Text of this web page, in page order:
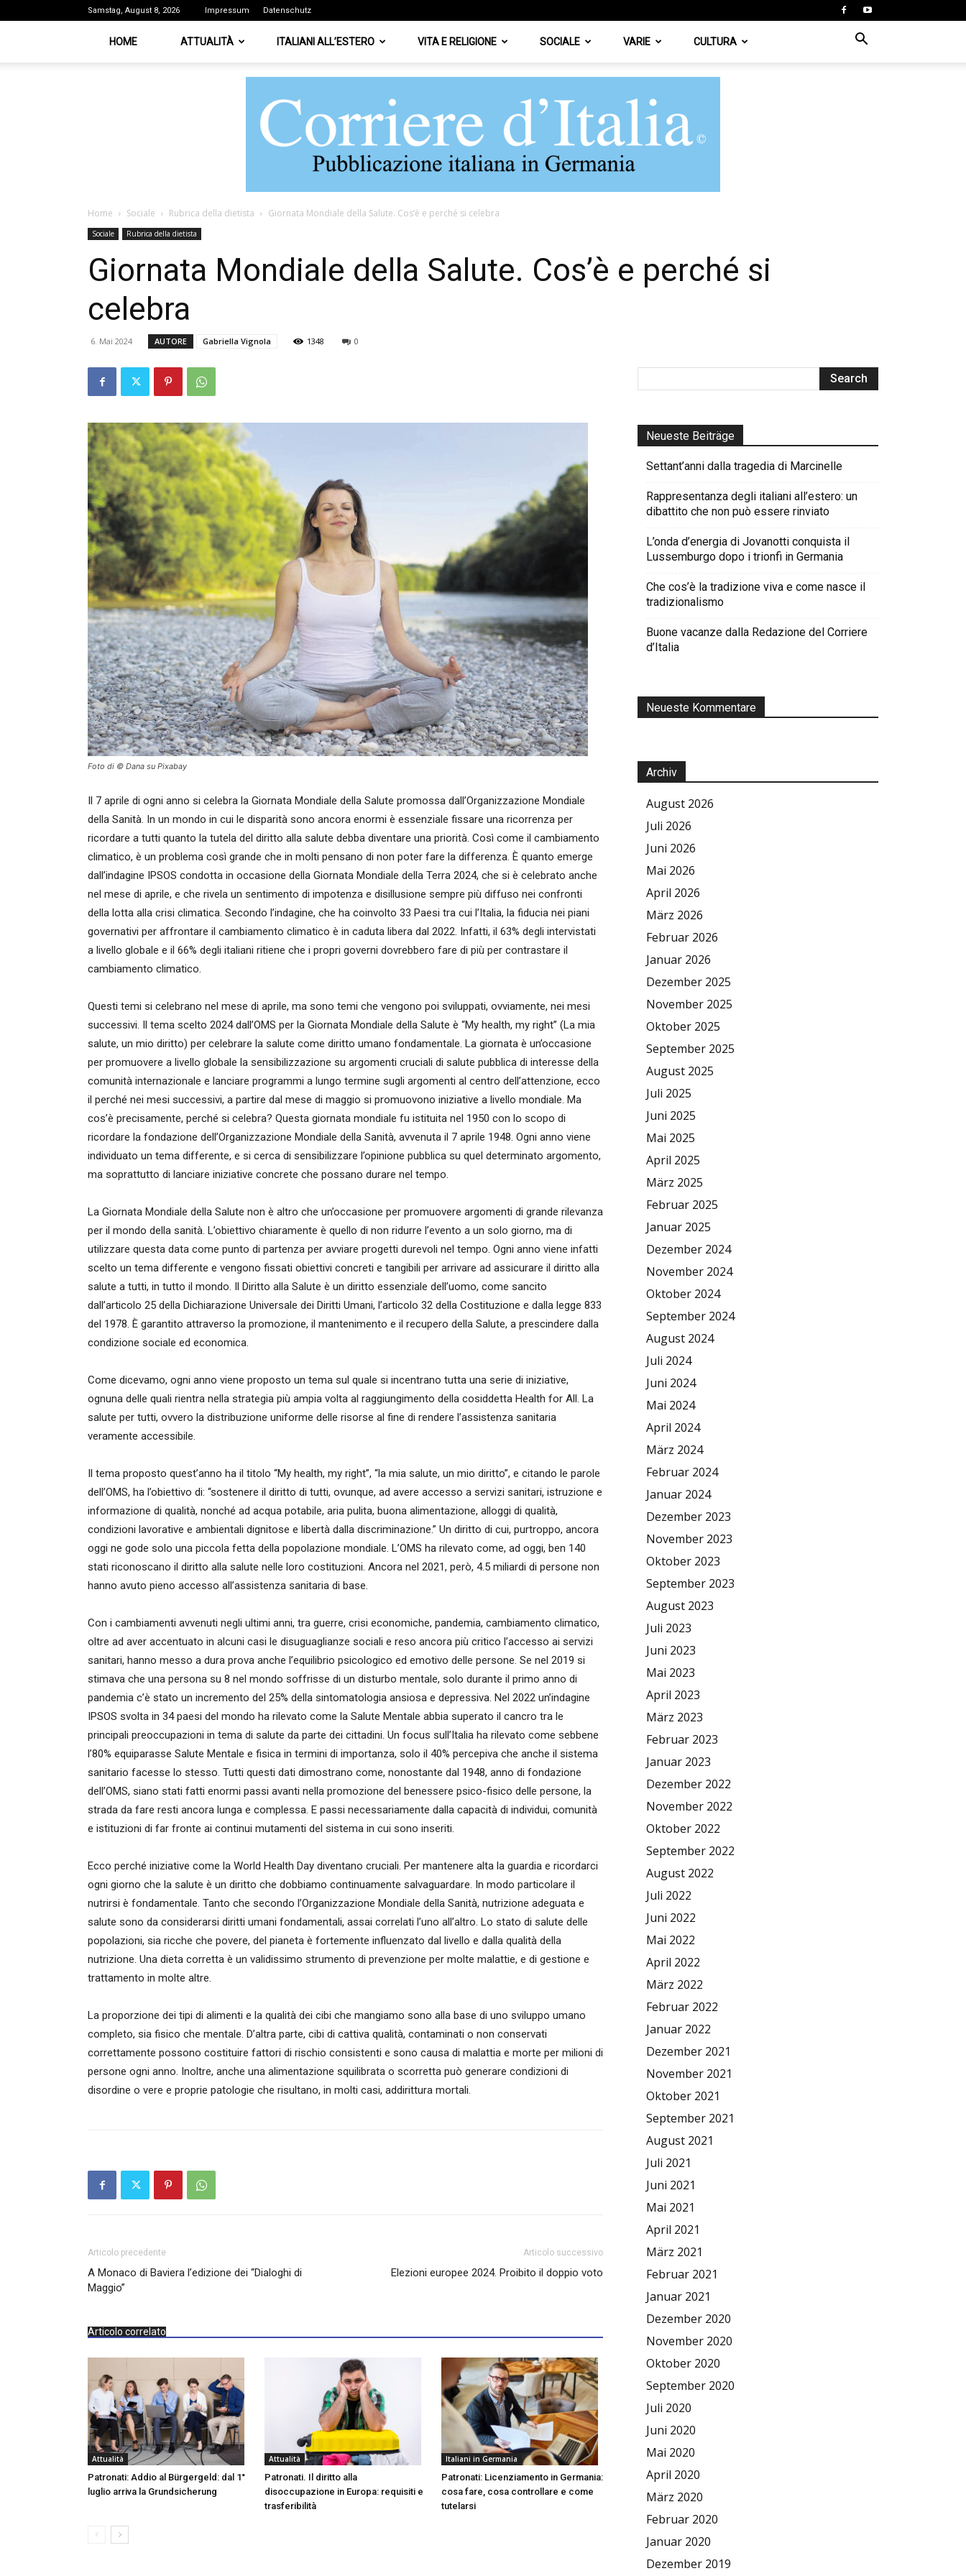
Samstag, August 8, 2026 Impressum Datenschutz
HOME ATTUALITÀ ITALIANI ALL’ESTERO VITA E RELIGIONE SOCIALE VARIE CULTURA
Home Sociale Rubrica della dietista Giornata Mondiale della Salute. Cos’è e perché si celebra
Sociale Rubrica della dietista
Giornata Mondiale della Salute. Cos’è e perché si
celebra
6. Mai 2024 AUTORE Gabriella Vignola 1348 0
Foto di © Dana su Pixabay
Il 7 aprile di ogni anno si celebra la Giornata Mondiale della Salute promossa dall’Organizzazione Mondiale
della Sanità. In un mondo in cui le disparità sono ancora enormi è essenziale fissare una ricorrenza per
ricordare a tutti quanto la tutela del diritto alla salute debba diventare una priorità. Così come il cambiamento
climatico, è un problema così grande che in molti pensano di non poter fare la differenza. È quanto emerge
dall’indagine IPSOS condotta in occasione della Giornata Mondiale della Terra 2024, che si è celebrato anche
nel mese di aprile, e che rivela un sentimento di impotenza e disillusione sempre più diffuso nei confronti
della lotta alla crisi climatica. Secondo l’indagine, che ha coinvolto 33 Paesi tra cui l’Italia, la fiducia nei piani
governativi per affrontare il cambiamento climatico è in caduta libera dal 2022. Infatti, il 63% degli intervistati
a livello globale e il 66% degli italiani ritiene che i propri governi dovrebbero fare di più per contrastare il
cambiamento climatico.
Questi temi si celebrano nel mese di aprile, ma sono temi che vengono poi sviluppati, ovviamente, nei mesi
successivi. Il tema scelto 2024 dall’OMS per la Giornata Mondiale della Salute è “My health, my right” (La mia
salute, un mio diritto) per celebrare la salute come diritto umano fondamentale. La giornata è un’occasione
per promuovere a livello globale la sensibilizzazione su argomenti cruciali di salute pubblica di interesse della
comunità internazionale e lanciare programmi a lungo termine sugli argomenti al centro dell’attenzione, ecco
il perché nei mesi successivi, a partire dal mese di maggio si promuovono iniziative a livello mondiale. Ma
cos’è precisamente, perché si celebra? Questa giornata mondiale fu istituita nel 1950 con lo scopo di
ricordare la fondazione dell’Organizzazione Mondiale della Sanità, avvenuta il 7 aprile 1948. Ogni anno viene
individuato un tema differente, e si cerca di sensibilizzare l’opinione pubblica su quel determinato argomento,
ma soprattutto di lanciare iniziative concrete che possano durare nel tempo.
La Giornata Mondiale della Salute non è altro che un’occasione per promuovere argomenti di grande rilevanza
per il mondo della sanità. L’obiettivo chiaramente è quello di non ridurre l’evento a un solo giorno, ma di
utilizzare questa data come punto di partenza per avviare progetti durevoli nel tempo. Ogni anno viene infatti
scelto un tema differente e vengono fissati obiettivi concreti e tangibili per arrivare ad assicurare il diritto alla
salute a tutti, in tutto il mondo. Il Diritto alla Salute è un diritto essenziale dell’uomo, come sancito
dall’articolo 25 della Dichiarazione Universale dei Diritti Umani, l’articolo 32 della Costituzione e dalla legge 833
del 1978. È garantito attraverso la promozione, il mantenimento e il recupero della Salute, a prescindere dalla
condizione sociale ed economica.
Come dicevamo, ogni anno viene proposto un tema sul quale si incentrano tutta una serie di iniziative,
ognuna delle quali rientra nella strategia più ampia volta al raggiungimento della cosiddetta Health for All. La
salute per tutti, ovvero la distribuzione uniforme delle risorse al fine di rendere l’assistenza sanitaria
veramente accessibile.
Il tema proposto quest’anno ha il titolo “My health, my right”, “la mia salute, un mio diritto”, e citando le parole
dell’OMS, ha l’obiettivo di: “sostenere il diritto di tutti, ovunque, ad avere accesso a servizi sanitari, istruzione e
informazione di qualità, nonché ad acqua potabile, aria pulita, buona alimentazione, alloggi di qualità,
condizioni lavorative e ambientali dignitose e libertà dalla discriminazione.” Un diritto di cui, purtroppo, ancora
oggi ne gode solo una piccola fetta della popolazione mondiale. L’OMS ha rilevato come, ad oggi, ben 140
stati riconoscano il diritto alla salute nelle loro costituzioni. Ancora nel 2021, però, 4.5 miliardi di persone non
hanno avuto pieno accesso all’assistenza sanitaria di base.
Con i cambiamenti avvenuti negli ultimi anni, tra guerre, crisi economiche, pandemia, cambiamento climatico,
oltre ad aver accentuato in alcuni casi le disuguaglianze sociali e reso ancora più critico l’accesso ai servizi
sanitari, hanno messo a dura prova anche l’equilibrio psicologico ed emotivo delle persone. Se nel 2019 si
stimava che una persona su 8 nel mondo soffrisse di un disturbo mentale, solo durante il primo anno di
pandemia c’è stato un incremento del 25% della sintomatologia ansiosa e depressiva. Nel 2022 un’indagine
IPSOS svolta in 34 paesi del mondo ha rilevato come la Salute Mentale abbia superato il cancro tra le
principali preoccupazioni in tema di salute da parte dei cittadini. Un focus sull’Italia ha rilevato come sebbene
l’80% equiparasse Salute Mentale e fisica in termini di importanza, solo il 40% percepiva che anche il sistema
sanitario facesse lo stesso. Tutti questi dati dimostrano come, nonostante dal 1948, anno di fondazione
dell’OMS, siano stati fatti enormi passi avanti nella promozione del benessere psico-fisico delle persone, la
strada da fare resti ancora lunga e complessa. E passi necessariamente dalla capacità di individui, comunità
e istituzioni di far fronte ai continui mutamenti del sistema in cui sono inseriti.
Ecco perché iniziative come la World Health Day diventano cruciali. Per mantenere alta la guardia e ricordarci
ogni giorno che la salute è un diritto che dobbiamo continuamente salvaguardare. In modo particolare il
nutrirsi è fondamentale. Tanto che secondo l’Organizzazione Mondiale della Sanità, nutrizione adeguata e
salute sono da considerarsi diritti umani fondamentali, assai correlati l’uno all’altro. Lo stato di salute delle
popolazioni, sia ricche che povere, del pianeta è fortemente influenzato dal livello e dalla qualità della
nutrizione. Una dieta corretta è un validissimo strumento di prevenzione per molte malattie, e di gestione e
trattamento in molte altre.
La proporzione dei tipi di alimenti e la qualità dei cibi che mangiamo sono alla base di uno sviluppo umano
completo, sia fisico che mentale. D’altra parte, cibi di cattiva qualità, contaminati o non conservati
correttamente possono costituire fattori di rischio consistenti e sono causa di malattia e morte per milioni di
persone ogni anno. Inoltre, anche una alimentazione squilibrata o scorretta può generare condizioni di
disordine o vere e proprie patologie che risultano, in molti casi, addirittura mortali.
Articolo precedente
A Monaco di Baviera l’edizione dei “Dialoghi di
Maggio”
Articolo successivo
Elezioni europee 2024. Proibito il doppio voto
Articolo correlato
Attualità
Patronati: Addio al Bürgergeld: dal 1°
luglio arriva la Grundsicherung
Attualità
Patronati. Il diritto alla
disoccupazione in Europa: requisiti e
trasferibilità
Italiani in Germania
Patronati: Licenziamento in Germania:
cosa fare, cosa controllare e come
tutelarsi
Neueste Beiträge
Settant’anni dalla tragedia di Marcinelle
Rappresentanza degli italiani all’estero: un
dibattito che non può essere rinviato
L’onda d’energia di Jovanotti conquista il
Lussemburgo dopo i trionfi in Germania
Che cos’è la tradizione viva e come nasce il
tradizionalismo
Buone vacanze dalla Redazione del Corriere
d’Italia
Neueste Kommentare
Archiv
August 2026
Juli 2026
Juni 2026
Mai 2026
April 2026
März 2026
Februar 2026
Januar 2026
Dezember 2025
November 2025
Oktober 2025
September 2025
August 2025
Juli 2025
Juni 2025
Mai 2025
April 2025
März 2025
Februar 2025
Januar 2025
Dezember 2024
November 2024
Oktober 2024
September 2024
August 2024
Juli 2024
Juni 2024
Mai 2024
April 2024
März 2024
Februar 2024
Januar 2024
Dezember 2023
November 2023
Oktober 2023
September 2023
August 2023
Juli 2023
Juni 2023
Mai 2023
April 2023
März 2023
Februar 2023
Januar 2023
Dezember 2022
November 2022
Oktober 2022
September 2022
August 2022
Juli 2022
Juni 2022
Mai 2022
April 2022
März 2022
Februar 2022
Januar 2022
Dezember 2021
November 2021
Oktober 2021
September 2021
August 2021
Juli 2021
Juni 2021
Mai 2021
April 2021
März 2021
Februar 2021
Januar 2021
Dezember 2020
November 2020
Oktober 2020
September 2020
Juli 2020
Juni 2020
Mai 2020
April 2020
März 2020
Februar 2020
Januar 2020
Dezember 2019